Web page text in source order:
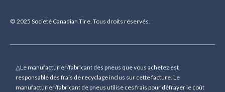
© 2025 Société Canadian Tire. Tous droits réservés.
△Le manufacturier/fabricant des pneus que vous achetez est
responsable des frais de recyclage inclus sur cette facture. Le
manufacturier/fabricant de pneus utilise ces frais pour défrayer le coût